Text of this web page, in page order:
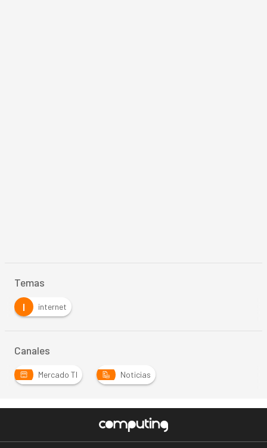
Temas
I
internet
Canales
Mercado TI Noticias